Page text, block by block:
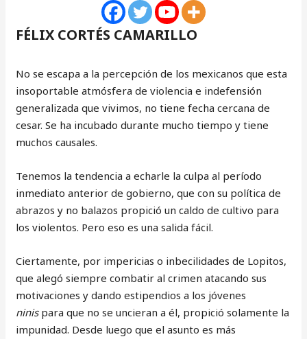
FÉLIX CORTÉS CAMARILLO
No se escapa a la percepción de los mexicanos que esta
insoportable atmósfera de violencia e indefensión
generalizada que vivimos, no tiene fecha cercana de
cesar. Se ha incubado durante mucho tiempo y tiene
muchos causales.
Tenemos la tendencia a echarle la culpa al período
inmediato anterior de gobierno, que con su política de
abrazos y no balazos propició un caldo de cultivo para
los violentos. Pero eso es una salida fácil.
Ciertamente, por impericias o inbecilidades de Lopitos,
que alegó siempre combatir al crimen atacando sus
motivaciones y dando estipendios a los jóvenes
ninispara que no se uncieran a él, propició solamente la
impunidad. Desde luego que el asunto es más